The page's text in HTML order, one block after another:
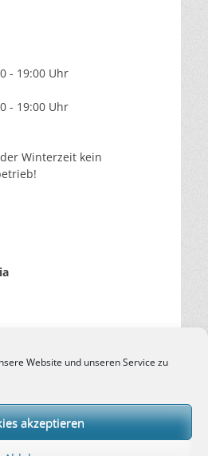
Website und unseren Service zu
akzeptieren
- 19:00 Uhr
- 19:00 Uhr
Winterzeit kein